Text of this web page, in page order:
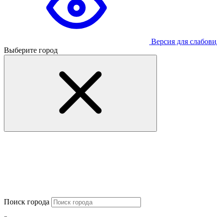
Версия для
Выберите город
Поиск города